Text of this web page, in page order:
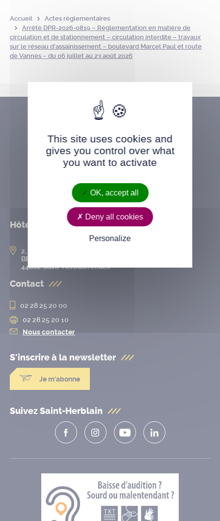
Accueil
Actes réglementaires
Arrêté DPR-2026-0819 – Réglementation en matière de
circulation et de stationnement – circulation interdite – travaux
sur le réseau d’assainissement – boulevard Marcel Paul et route
de Vannes – du 06 juillet au 23 août 2026
Hôtel de ville
2, rue de l’Hôtel-de-Ville
BP 50167
44802 Saint-Herblain cedex
Contact
02 28 25 20 00
02 28 25 20 10
Nous contacter
S'inscrire à la newsletter
Je m'abonne
Suivez Saint-Herblain
This site uses cookies and
gives you control over what
you want to activate
OK, accept all
Deny all cookies
Personalize